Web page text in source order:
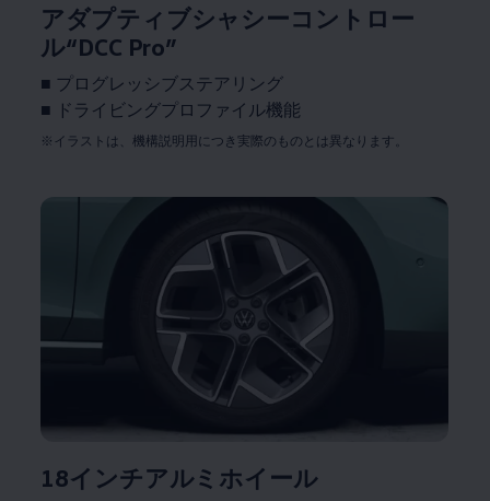
アダプティブシャシーコントロー
ル“DCC Pro”
■ プログレッシブステアリング
■ ドライビングプロファイル機能
※イラストは、機構説明用につき実際のものとは異なります。
18インチアルミホイール